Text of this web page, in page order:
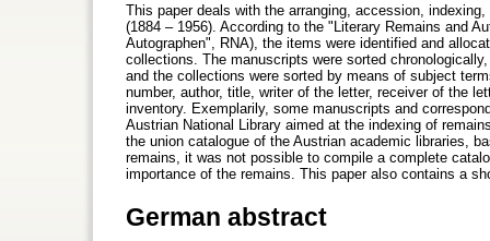
This paper deals with the arranging, accession,
(1884 – 1956). According to the "Literary Remains and
Autographen", RNA), the items were identified and
collections. The manuscripts were sorted
and the collections were sorted by means of subject
number, author, title, writer of the letter, receiver of the
inventory. Exemplarily, some manuscripts and
Austrian National Library aimed at the indexing of
the union catalogue of the Austrian academic libraries,
remains, it was not possible to compile a complete
importance of the remains. This paper also contains a
German abstract